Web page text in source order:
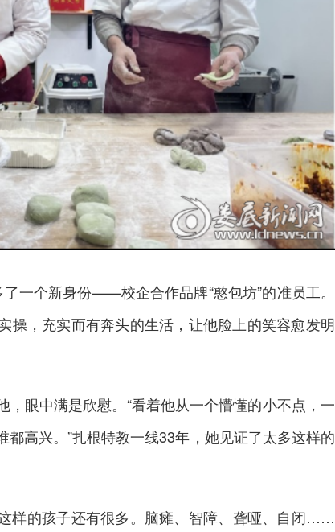
一个新身份——校企合作品牌“憨包坊”的准员工。
操，充实而有奔头的生活，让他脸上的笑容愈发明
眼中满是欣慰。“看着他从一个懵懂的小不点，一
高兴。”扎根特教一线33年，她见证了太多这样的
样的孩子还有很多。脑瘫、智障、聋哑、自闭……